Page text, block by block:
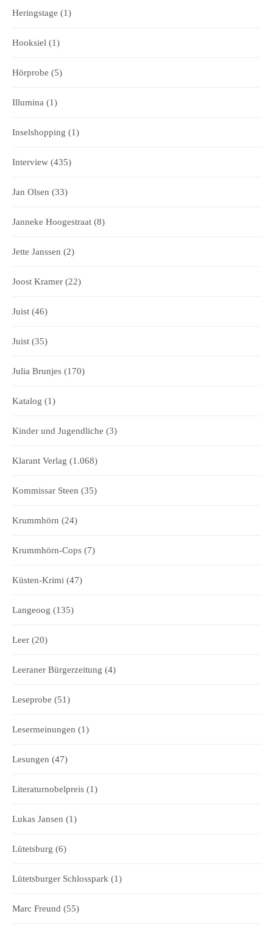
Heringstage (1)
Hooksiel (1)
Hörprobe (5)
Illumina (1)
Inselshopping (1)
Interview (435)
Jan Olsen (33)
Janneke Hoogestraat (8)
Jette Janssen (2)
Joost Kramer (22)
Juist (46)
Juist (35)
Julia Brunjes (170)
Katalog (1)
Kinder und Jugendliche (3)
Klarant Verlag (1.068)
Kommissar Steen (35)
Krummhörn (24)
Krummhörn-Cops (7)
Küsten-Krimi (47)
Langeoog (135)
Leer (20)
Leeraner Bürgerzeitung (4)
Leseprobe (51)
Lesermeinungen (1)
Lesungen (47)
Literaturnobelpreis (1)
Lukas Jansen (1)
Lütetsburg (6)
Lütetsburger Schlosspark (1)
Marc Freund (55)